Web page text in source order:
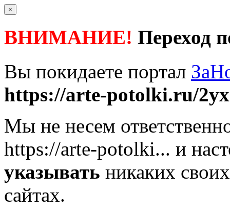
×
ВНИМАНИЕ! Переход
Вы покидаете портал
https://arte-potolki.ru/
Мы не несем
https://arte-potolki... и
указывать никаких
сайтах.